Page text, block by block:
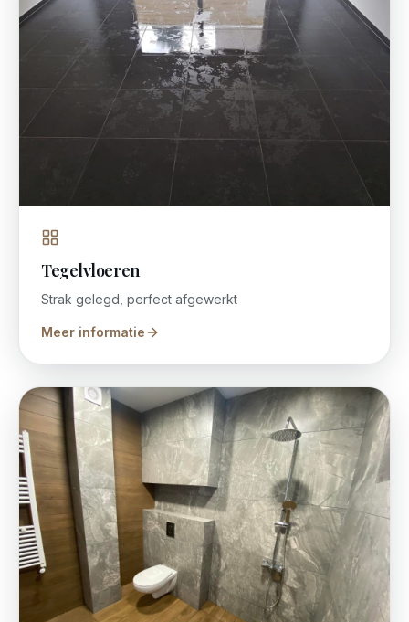
Tegelvloeren
Strak gelegd, perfect afgewerkt
Meer informatie